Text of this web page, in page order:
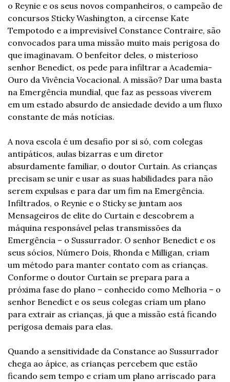
o Reynie e os seus novos companheiros, o campeão de
concursos Sticky Washington, a circense Kate
Tempotodo e a imprevisível Constance Contraire, são
convocados para uma missão muito mais perigosa do
que imaginavam. O benfeitor deles, o misterioso
senhor Benedict, os pede para infiltrar a Academia-
Ouro da Vivência Vocacional. A missão? Dar uma basta
na Emergência mundial, que faz as pessoas viverem
em um estado absurdo de ansiedade devido a um fluxo
constante de más notícias.
A nova escola é um desafio por si só, com colegas
antipáticos, aulas bizarras e um diretor
absurdamente familiar, o doutor Curtain. As crianças
precisam se unir e usar as suas habilidades para não
serem expulsas e para dar um fim na Emergência.
Infiltrados, o Reynie e o Sticky se juntam aos
Mensageiros de elite do Curtain e descobrem a
máquina responsável pelas transmissões da
Emergência – o Sussurrador. O senhor Benedict e os
seus sócios, Número Dois, Rhonda e Milligan, criam
um método para manter contato com as crianças.
Conforme o doutor Curtain se prepara para a
próxima fase do plano – conhecido como Melhoria – o
senhor Benedict e os seus colegas criam um plano
para extrair as crianças, já que a missão está ficando
perigosa demais para elas.
Quando a sensitividade da Constance ao Sussurrador
chega ao ápice, as crianças percebem que estão
ficando sem tempo e criam um plano arriscado para